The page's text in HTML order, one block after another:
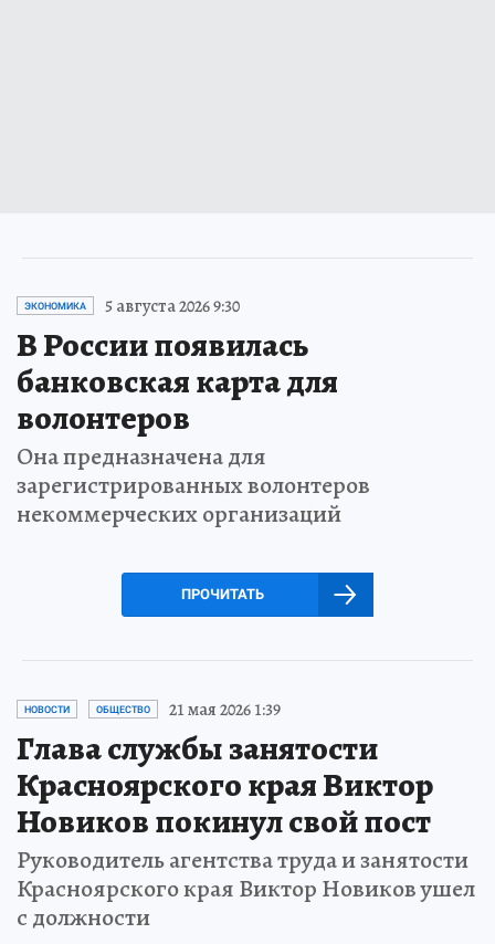
ЭКОНОМИКА 5 августа 2026 9:30
В России появилась
банковская карта для
волонтеров
Она предназначена для
зарегистрированных волонтеров
некоммерческих организаций
ПРОЧИТАТЬ
НОВОСТИ ОБЩЕСТВО 21 мая 2026 1:39
Глава службы занятости
Красноярского края Виктор
Новиков покинул свой пост
Руководитель агентства труда и занятости
Красноярского края Виктор Новиков ушел
с должности